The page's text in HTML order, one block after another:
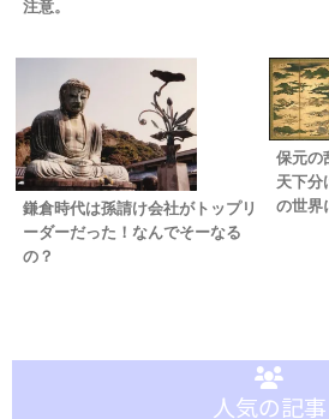
注意。
鎌倉時代は孫請け会社がトップリ
ーダーだった！なんでそーなる
の？
保元の
天下分
の世界
人気の記事